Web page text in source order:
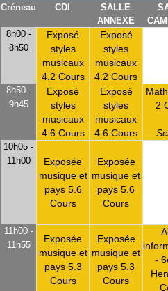
Créneau CDI
SALLE
ANNEXE
8h00 -
8h50
Exposé
styles
musicaux
4.2 Cours
Exposé
styles
musicaux
4.2 Cours
8h50 -
9h45
Exposé
styles
musicaux
4.6 Cours
Exposé
styles
musicaux
4.6 Cours
2
10h05 -
11h00
Exposée
musique et
pays 5.6
Cours
Exposée
musique et
pays 5.6
Cours
11h00 -
11h55
Exposée
musique et
pays 5.3
Cours
Exposée
musique et
pays 5.3
Cours
-